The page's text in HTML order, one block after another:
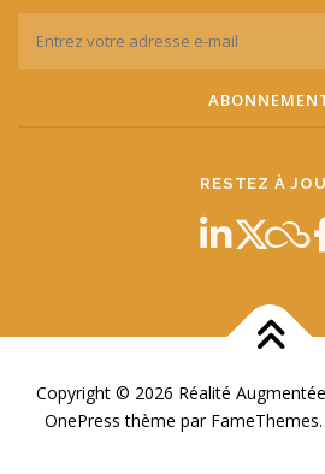
RESTEZ À
Copyright © 2026 Réalité
OnePress thème par FameThemes.